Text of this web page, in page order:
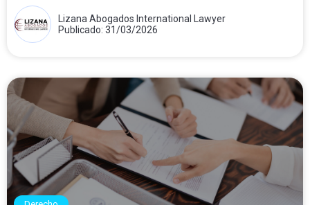
Lizana Abogados International Lawyer
Publicado: 31/03/2026